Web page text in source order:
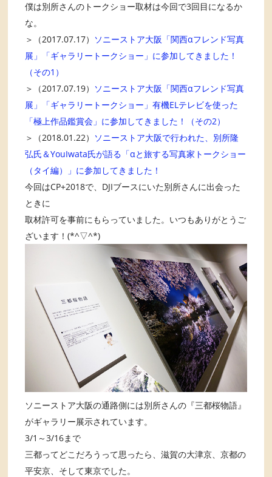
僕は別所さんのトークショー取材は今回で3回目になるか
な。
＞（2017.07.17） ソニーストア大阪「関西αフレンド写真
展」「ギャラリートークショー」に参加してきました！
（その1）
＞（2017.07.19） ソニーストア大阪「関西αフレンド写真
展」「ギャラリートークショー」有機ELテレビを使った
「極上作品鑑賞会」に参加してきました！（その2）
＞（2018.01.22） ソニーストア大阪で行われた、別所隆
弘氏＆YouIwata氏が語る「αと旅する写真家トークショー
（タイ編）」に参加してきました！
今回はCP+2018で、DJIブースにいた別所さんに出会った
ときに
取材許可を事前にもらっていました。いつもありがとうご
ざいます！(*^▽^*)
ソニーストア大阪の通路側には別所さんの『三都桜物語』
がギャラリー展示されています。
3/1～3/16まで
三都ってどこだろうって思ったら、滋賀の大津京、京都の
平安京、そして東京でした。